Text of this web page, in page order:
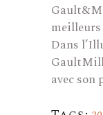
meilleurs
Dans
avec son